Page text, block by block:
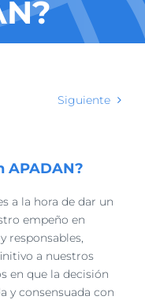
Siguiente
APADAN?
a la hora de dar un
empeño en
responsables,
a nuestros
en que la decisión
y consensuada con